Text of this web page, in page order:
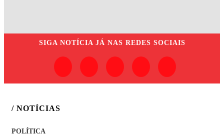
SIGA NOTÍCIA JÁ NAS REDES SOCIAIS
/ NOTÍCIAS
POLÍTICA